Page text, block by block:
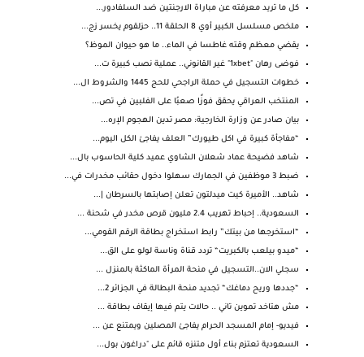
كل ما تريد معرفته عن مباراة الارجنتين ضد السلفادور...
ملخص مسلسل الكبير أوي 8 الحلقة 11.. حزلقوم يخسر زج...
يقضي معظم وقته غاطسا في الماء.. ما هو حيوان الموظ؟
فوضى رهان "1xbet" غير القانوني.. عملية نصب كبيرة ت...
خطوات التسجيل في حملة الراجحي للحج 1445 والشروط ال...
المنتخب العراقي يحقق فوزًا صعبُا على الفلبين في تص...
بيان صادر عن وزارة الخارجية: مصر تدين الهجوم الإره...
“مفاجأة كبيرة في اكل طيورك” العلف يفاجئ الكل اليوم...
شاهد فضيحة عماد شعلان الشاوي عميد كلية الحاسوب بال...
ضبط 3 موظفين في الجمارك سهلوا دخول حقائب مخدرات في...
شاهد.. الأميرة كيت ميدلتون تعلن إصابتها بالسرطان |...
السعودية.. إحباط تهريب 2.4 مليون قرص مخدر في شحنة ...
“استخرجها من بيتك” رابط استخراج بطاقة الرقم القومي...
“ميدو بيلعب بالكبريت“ تردد قناة وناسة لولو على الق...
سجلي الان..التسجيل في منحة المرأة الماكثة بالمنزل ...
“جددها وريح دماغك“ تجديد منحة البطالة في الجزائر 2...
مش هتاخد تموين تاني .. حالات يتم فيها إيقاف بطاقة ...
فيديو- إمام المسجد الحرام يفاجئ المصلين ويمتنع عن ...
السعودية تعتزم بناء أول متنزه قائم على "دراغون بول...